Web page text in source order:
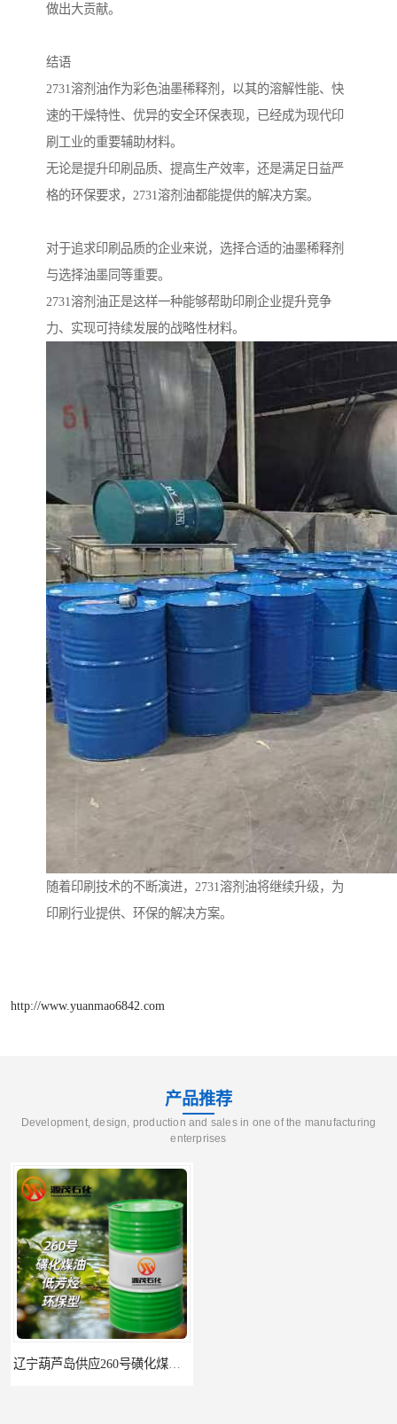
做出大贡献。
结语
2731溶剂油作为彩色油墨稀释剂，以其的溶解性能、快
速的干燥特性、优异的安全环保表现，已经成为现代印
刷工业的重要辅助材料。
无论是提升印刷品质、提高生产效率，还是满足日益严
格的环保要求，2731溶剂油都能提供的解决方案。
对于追求印刷品质的企业来说，选择合适的油墨稀释剂
与选择油墨同等重要。
2731溶剂油正是这样一种能够帮助印刷企业提升竞争
力、实现可持续发展的战略性材料。
随着印刷技术的不断演进，2731溶剂油将继续升级，为
印刷行业提供、环保的解决方案。
http://www.yuanmao6842.com
产品推荐
Development, design, production and sales in one of the manufacturing
enterprises